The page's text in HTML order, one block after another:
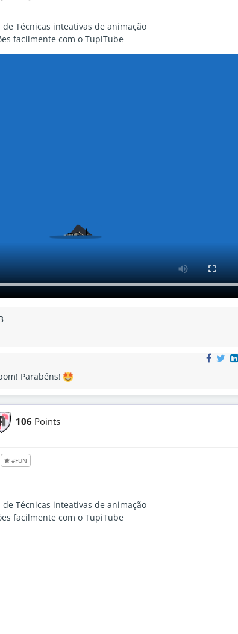
Técnicas inteativas de animação
facilmente com o TupiTube
Parabéns!
also to unregistered users
106 Points
#FUN
Técnicas inteativas de animação
facilmente com o TupiTube